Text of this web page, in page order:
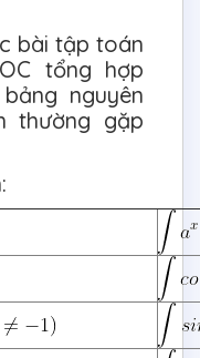
bài tập toán
tổng hợp
nguyên
thường gặp